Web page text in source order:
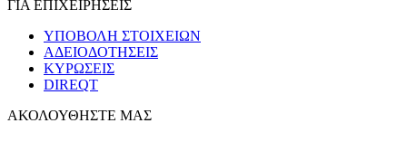
ΓΙΑ ΕΠΙΧΕΙΡΗΣΕΙΣ
ΥΠΟΒΟΛΗ ΣΤΟΙΧΕΙΩΝ
ΑΔΕΙΟΔΟΤΗΣΕΙΣ
ΚΥΡΩΣΕΙΣ
DIREQT
ΑΚΟΛΟΥΘΗΣΤΕ ΜΑΣ